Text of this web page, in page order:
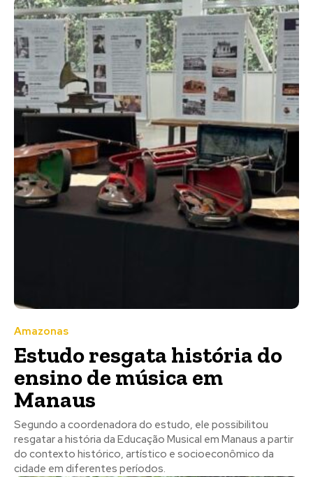
Amazonas
Estudo resgata história do
ensino de música em
Manaus
Segundo a coordenadora do estudo, ele possibilitou
resgatar a história da Educação Musical em Manaus a partir
do contexto histórico, artístico e socioeconômico da
cidade em diferentes períodos.